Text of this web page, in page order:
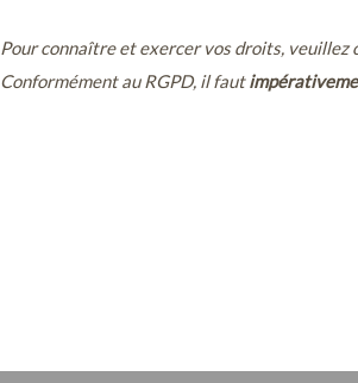
Pour connaître et exercer vos droits, veuillez
Conformément au RGPD, il faut